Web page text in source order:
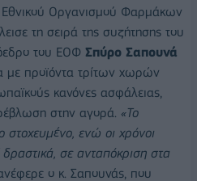
Εθνικού Οργανισμού Φαρμάκων
τη σειρά της συζήτησης του
του ΕΟΦ Σπύρο Σαπουνά
με προϊόντα τρίτων χωρών
κανόνες ασφάλειας,
στην αγορά. «Το
στοχευμένο, ενώ οι χρόνοι
σε ανταπόκριση στα
ο κ. Σαπουνάς, που